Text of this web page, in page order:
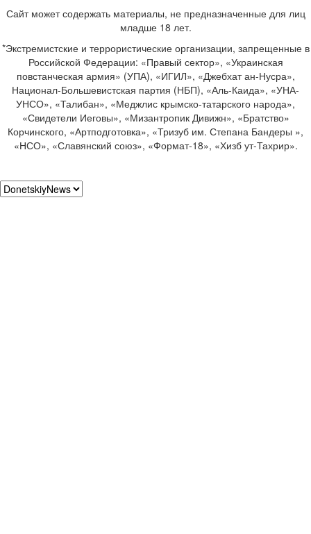
Сайт может содержать материалы, не предназначенные для лиц
младше 18 лет.
*Экстремистские и террористические организации, запрещенные в
Российской Федерации: «Правый сектор», «Украинская
повстанческая армия» (УПА), «ИГИЛ», «Джебхат ан-Нусра»,
Национал-Большевистская партия (НБП), «Аль-Каида», «УНА-
УНСО», «Талибан», «Меджлис крымско-татарского народа»,
«Свидетели Иеговы», «Мизантропик Дивижн», «Братство»
Корчинского, «Артподготовка», «Тризуб им. Степана Бандеры »,
«НСО», «Славянский союз», «Формат-18», «Хизб ут-Тахрир».